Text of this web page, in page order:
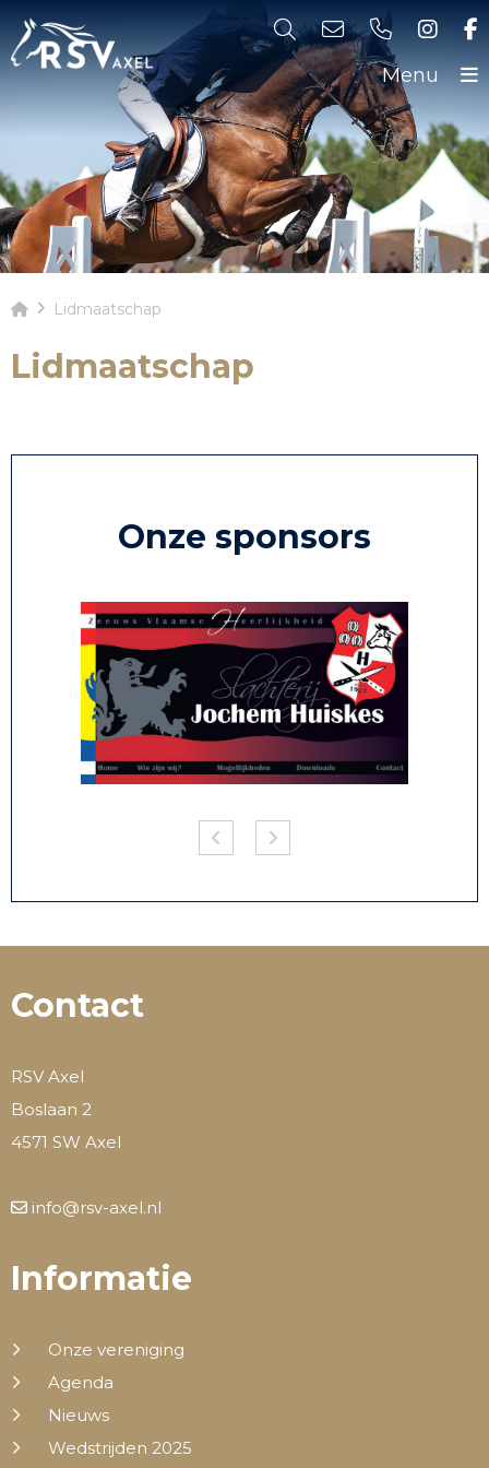
Menu
Lidmaatschap
Lidmaatschap
Onze sponsors
Contact
RSV Axel
Boslaan 2
4571 SW Axel
info@rsv-axel.nl
Informatie
Onze vereniging
Agenda
Nieuws
Wedstrijden 2025